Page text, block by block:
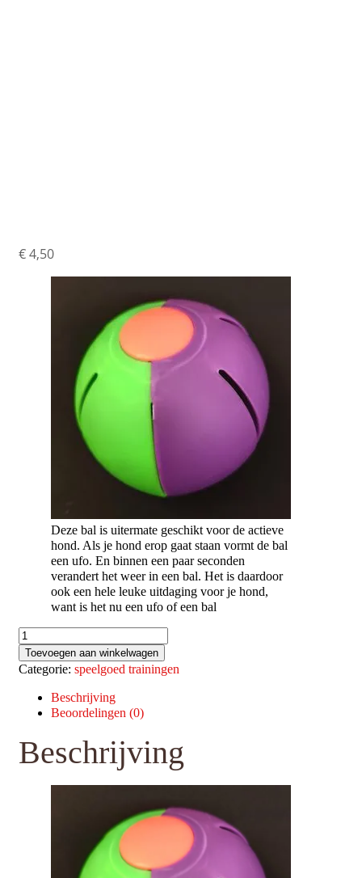
€4,50
Deze bal is uitermate geschikt voor de actieve
hond. Als je hond erop gaat staan vormt de bal
een ufo. En binnen een paar seconden
verandert het weer in een bal. Het is daardoor
ook een hele leuke uitdaging voor je hond,
want is het nu een ufo of een bal
Ufo
Bal
aantal
Toevoegen aan winkelwagen
Categorie: speelgoed trainingen
Beschrijving
Beoordelingen (0)
Beschrijving